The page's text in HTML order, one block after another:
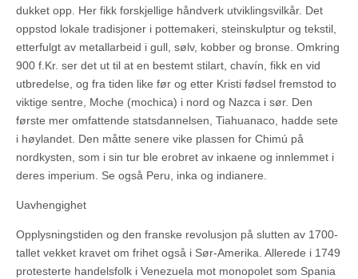
dukket opp. Her fikk forskjellige håndverk utviklingsvilkår. Det
oppstod lokale tradisjoner i pottemakeri, steinskulptur og tekstil,
etterfulgt av metallarbeid i gull, sølv, kobber og bronse. Omkring
900 f.Kr. ser det ut til at en bestemt stilart, chavín, fikk en vid
utbredelse, og fra tiden like før og etter Kristi fødsel fremstod to
viktige sentre, Moche (mochica) i nord og Nazca i sør. Den
første mer omfattende statsdannelsen, Tiahuanaco, hadde sete
i høylandet. Den måtte senere vike plassen for Chimú på
nordkysten, som i sin tur ble erobret av inkaene og innlemmet i
deres imperium. Se også Peru, inka og indianere.
Uavhengighet
Opplysningstiden og den franske revolusjon på slutten av 1700-
tallet vekket kravet om frihet også i Sør-Amerika. Allerede i 1749
protesterte handelsfolk i Venezuela mot monopolet som Spania